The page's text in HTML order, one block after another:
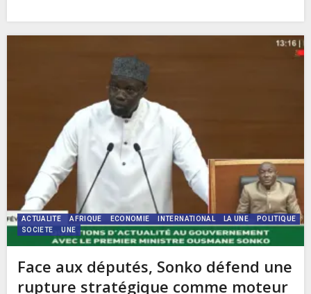
ACTUALITE AFRIQUE ECONOMIE INTERNATIONAL LA UNE
POLITIQUE
SOCIETE
UNE
Face aux députés, Sonko défend une
rupture stratégique comme moteur